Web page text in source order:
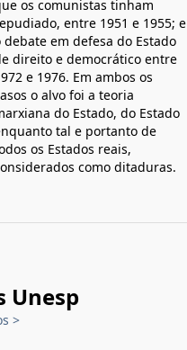
os comunistas tinham
entre 1951 e 1955; e
debate em defesa do Estado
direito e democrático entre
e 1976. Em ambos os
o alvo foi a teoria
do Estado, do Estado
tal e portanto de
os Estados reais,
como ditaduras.
Unesp
>